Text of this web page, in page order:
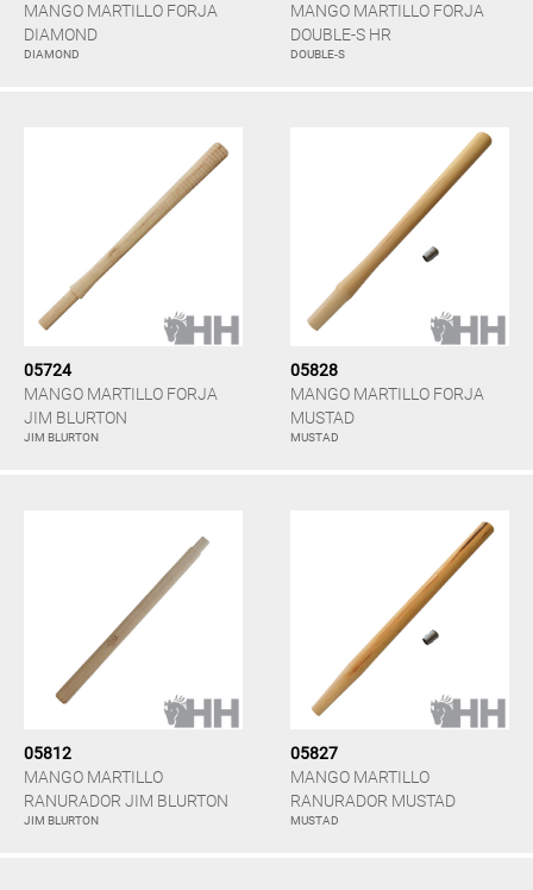
MANGO MARTILLO FORJA
DIAMOND
DIAMOND
MANGO MARTILLO FORJA
DOUBLE-S HR
DOUBLE-S
05724
MANGO MARTILLO FORJA
JIM BLURTON
JIM BLURTON
05828
MANGO MARTILLO FORJA
MUSTAD
MUSTAD
05812
MANGO MARTILLO
RANURADOR JIM BLURTON
JIM BLURTON
05827
MANGO MARTILLO
RANURADOR MUSTAD
MUSTAD